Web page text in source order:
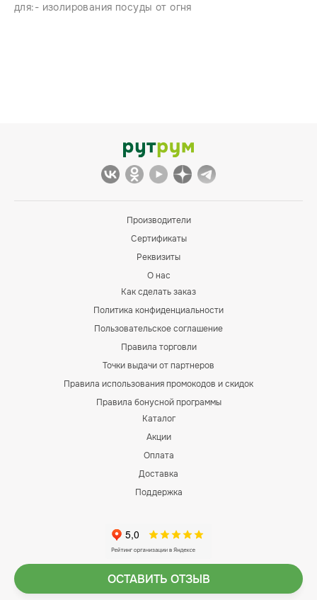
для:- изолирования посуды от огня
Производители
Сертификаты
Реквизиты
О нас
Как сделать заказ
Политика конфиденциальности
Пользовательское соглашение
Правила торговли
Точки выдачи от партнеров
Правила использования промокодов и скидок
Правила бонусной программы
Каталог
Акции
Оплата
Доставка
Поддержка
ОСТАВИТЬ ОТЗЫВ